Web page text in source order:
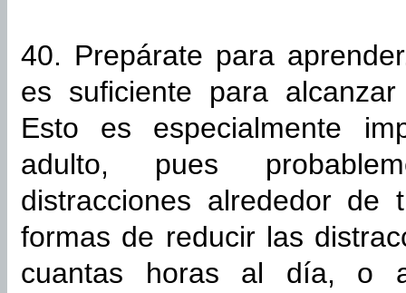
40. Prepárate para
es suficiente para
Esto es especialmente
adulto, pues
distracciones alrededor de
formas de reducir las
cuantas horas al día, o